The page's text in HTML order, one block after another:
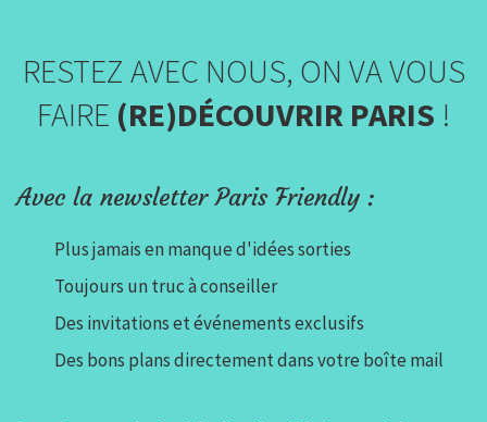
RESTEZ AVEC NOUS, ON VA VOUS
FAIRE (RE)DÉCOUVRIR PARIS !
Avec la newsletter Paris Friendly :
Plus jamais en manque d'idées sorties
Toujours un truc à conseiller
Des invitations et événements exclusifs
Des bons plans directement dans votre boîte mail